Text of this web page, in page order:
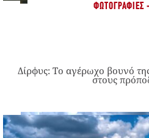
ΦΩΤΟΓΡΑΦΊΕΣ
Δίρφυς: Το αγέρωχο βουνό
στους